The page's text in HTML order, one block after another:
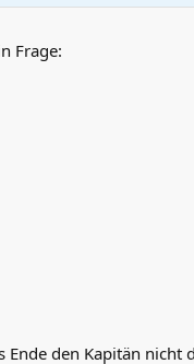
Frage:
den Kapitän